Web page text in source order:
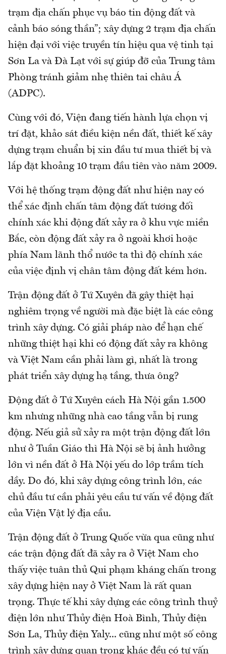
trạm địa chấn phục vụ báo tin động đất và
cảnh báo sóng thần”; xây dựng 2 trạm địa chấn
hiện đại với việc truyền tín hiệu qua vệ tinh tại
Sơn La và Đà Lạt với sự giúp đỡ của Trung tâm
Phòng tránh giảm nhẹ thiên tai châu Á
(ADPC).
Cùng với đó, Viện đang tiến hành lựa chọn vị
trí đặt, khảo sát điều kiện nền đất, thiết kế xây
dựng trạm chuẩn bị xin đầu tư mua thiết bị và
lắp đặt khoảng 10 trạm đầu tiên vào năm 2009.
Với hệ thống trạm động đất như hiện nay có
thể xác định chấn tâm động đất tương đối
chính xác khi động đất xảy ra ở khu vực miền
Bắc, còn động đất xảy ra ở ngoài khơi hoặc
phía Nam lãnh thổ nước ta thì độ chính xác
của việc định vị chân tâm động đất kém hơn.
Trận động đất ở Tứ Xuyên đã gây thiệt hại
nghiêm trọng về người mà đặc biệt là các công
trình xây dựng. Có giải pháp nào để hạn chế
những thiệt hại khi có động đất xảy ra không
và Việt Nam cần phải làm gì, nhất là trong
phát triển xây dựng hạ tầng, thưa ông?
Động đất ở Tứ Xuyên cách Hà Nội gần 1.500
km nhưng những nhà cao tầng vẫn bị rung
động. Nếu giả sử xảy ra một trận động đất lớn
như ở Tuần Giáo thì Hà Nội sẽ bị ảnh hưởng
lớn vì nền đất ở Hà Nội yếu do lớp trầm tích
dầy. Do đó, khi xây dựng công trình lớn, các
chủ đầu tư cần phải yêu cầu tư vấn về động đất
của Viện Vật lý địa cầu.
Trận động đất ở Trung Quốc vừa qua cũng như
các trận động đất đã xảy ra ở Việt Nam cho
thấy việc tuân thủ Qui phạm kháng chấn trong
xây dựng hiện nay ở Việt Nam là rất quan
trọng. Thực tế khi xây dựng các công trình thuỷ
điện lớn như Thủy điện Hoà Bình, Thủy điện
Sơn La, Thủy điện Yaly... cũng như một số công
trình xây dựng quan trọng khác đều có tư vấn